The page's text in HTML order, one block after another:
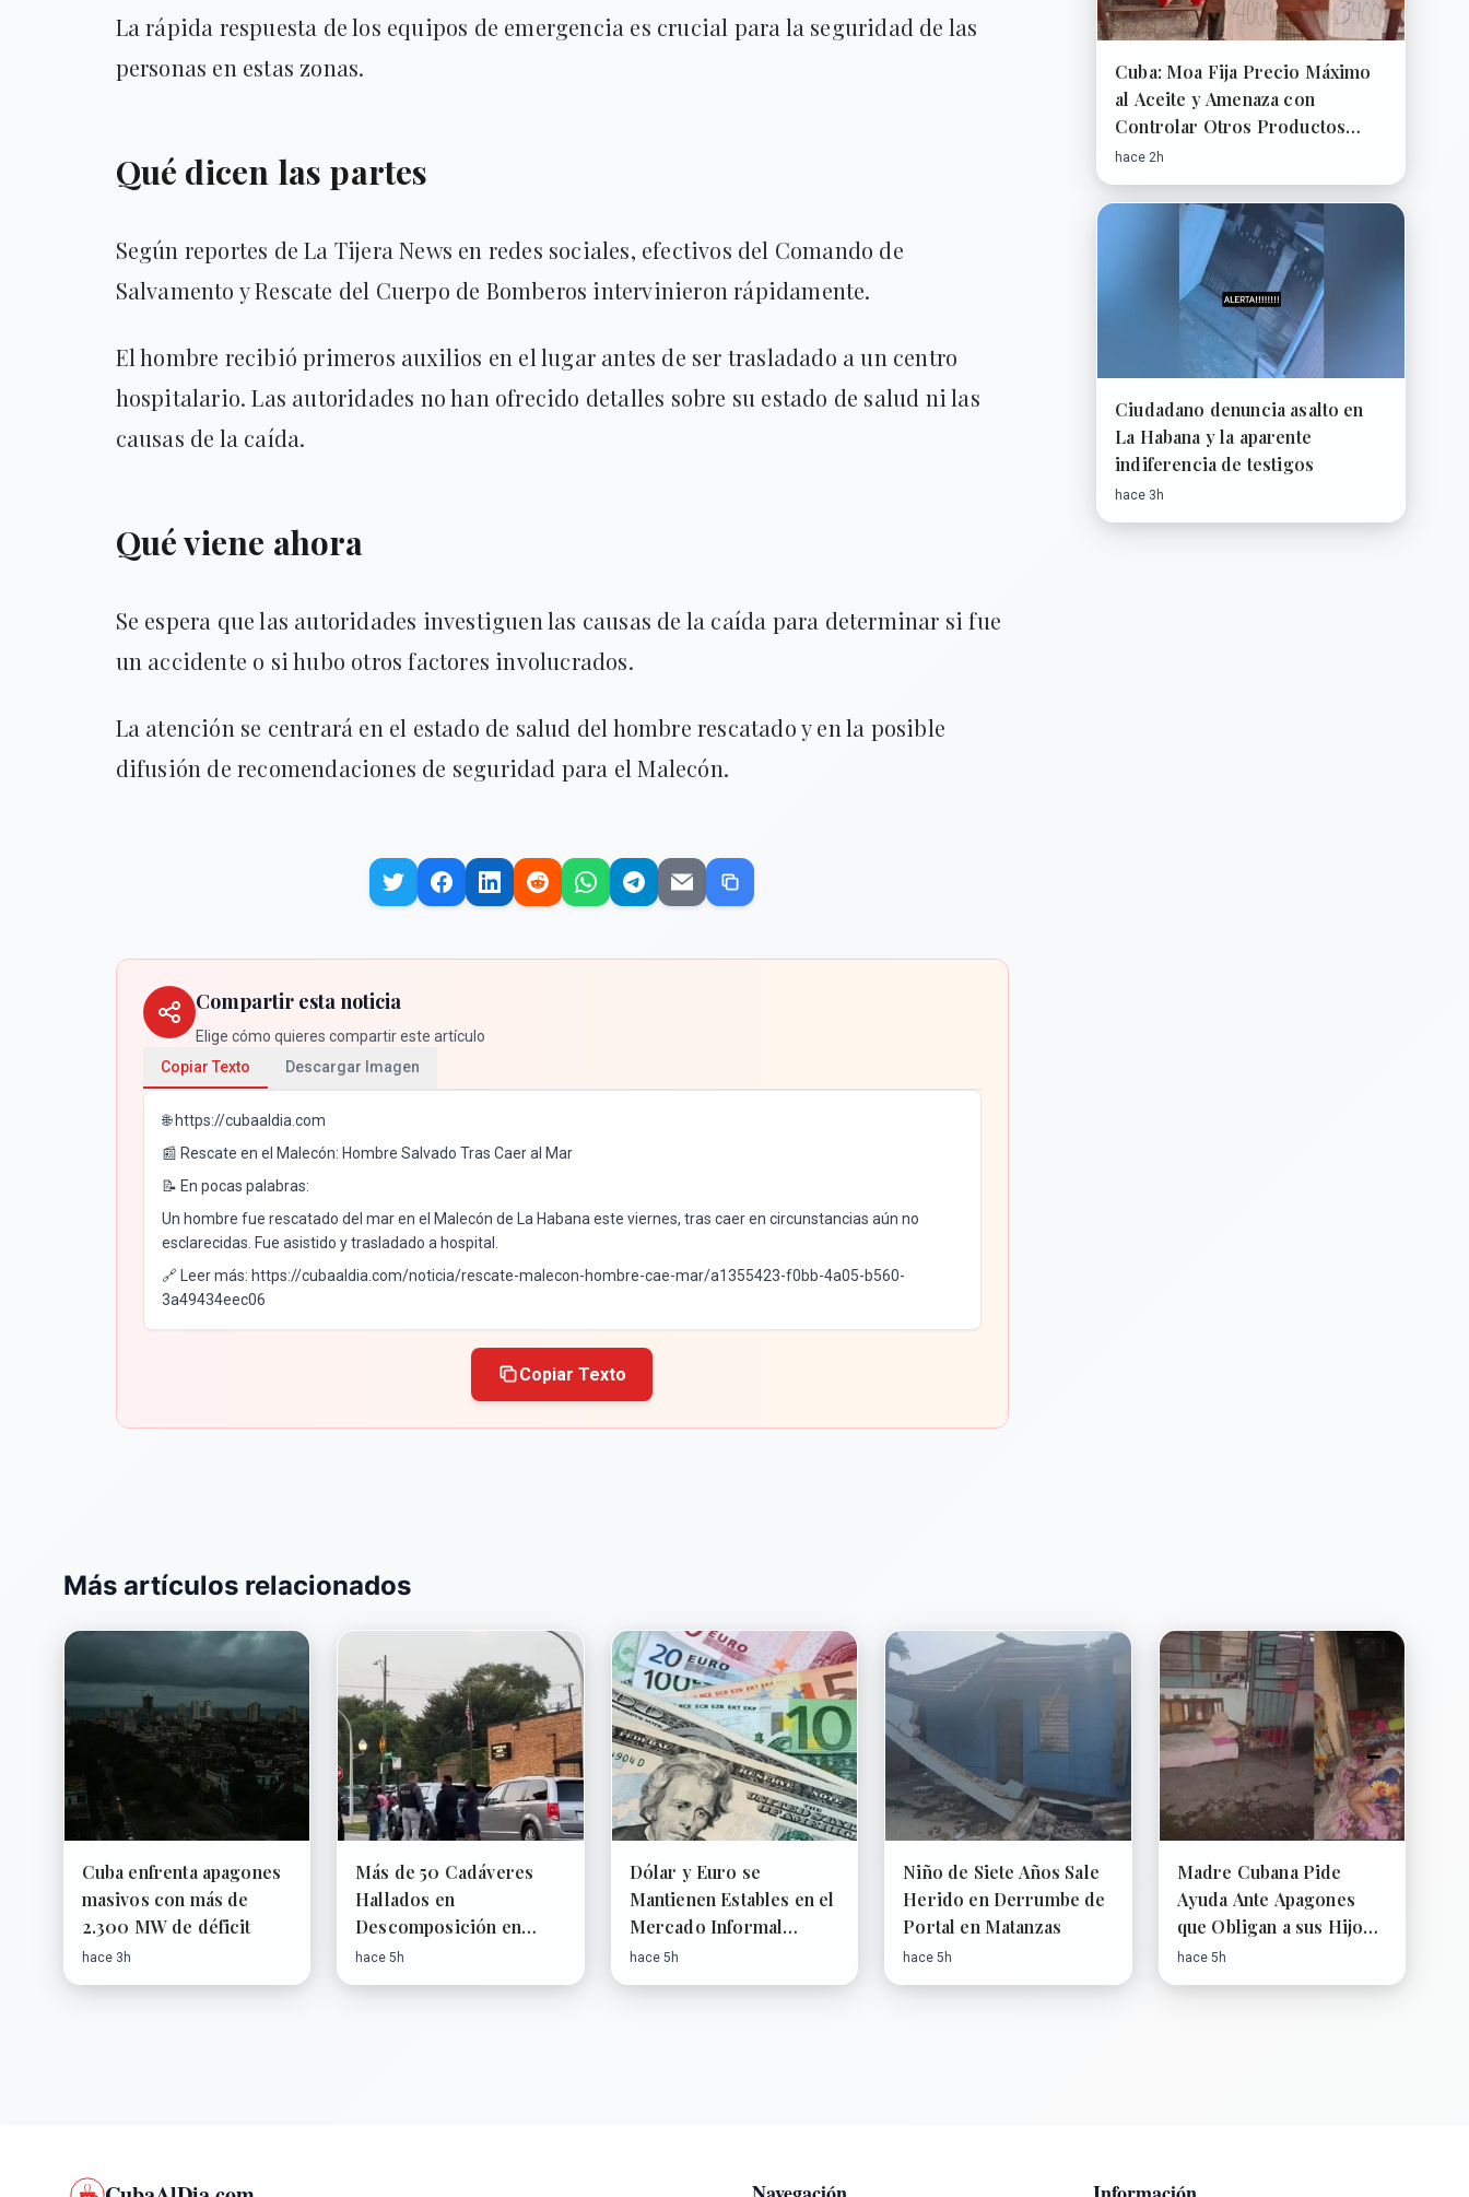
La rápida respuesta de los equipos de emergencia es crucial para la seguridad de las
personas en estas zonas.
Qué dicen las partes
Según reportes de La Tijera News en redes sociales, efectivos del Comando de
Salvamento y Rescate del Cuerpo de Bomberos intervinieron rápidamente.
El hombre recibió primeros auxilios en el lugar antes de ser trasladado a un centro
hospitalario. Las autoridades no han ofrecido detalles sobre su estado de salud ni las
causas de la caída.
Qué viene ahora
Se espera que las autoridades investiguen las causas de la caída para determinar si fue
un accidente o si hubo otros factores involucrados.
La atención se centrará en el estado de salud del hombre rescatado y en la posible
difusión de recomendaciones de seguridad para el Malecón.
Compartir esta noticia
Elige cómo quieres compartir este artículo
Copiar Texto
Descargar Imagen
🌐 https://cubaaldia.com
📰 Rescate en el Malecón: Hombre Salvado Tras Caer al Mar
📝 En pocas palabras:
Un hombre fue rescatado del mar en el Malecón de La Habana este viernes, tras caer en circunstancias aún no
esclarecidas. Fue asistido y trasladado a hospital.
🔗 Leer más: https://cubaaldia.com/noticia/rescate-malecon-hombre-cae-mar/a1355423-f0bb-4a05-b560-
3a49434eec06
Copiar Texto
Cuba: Moa Fija Precio Máximo
al Aceite y Amenaza con
Controlar Otros Productos
Básicos
hace 2h
Ciudadano denuncia asalto en
La Habana y la aparente
indiferencia de testigos
hace 3h
Más artículos relacionados
Cuba enfrenta apagones
masivos con más de
2.300 MW de déficit
hace 3h
Más de 50 Cadáveres
Hallados en
Descomposición en
Funeraria de Chicago
hace 5h
Dólar y Euro se
Mantienen Estables en el
Mercado Informal
Cubano
hace 5h
Niño de Siete Años Sale
Herido en Derrumbe de
Portal en Matanzas
hace 5h
Madre Cubana Pide
Ayuda Ante Apagones
que Obligan a sus Hijos a
Dormir Afuera
hace 5h